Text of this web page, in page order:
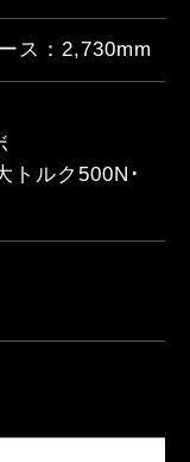
ス：2,730mm
トルク500N･